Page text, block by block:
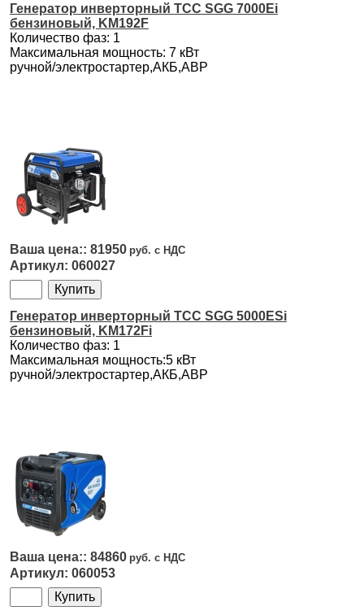
Генератор инверторный ТСС SGG 7000Ei
бензиновый, KM192F
Количество фаз: 1
Максимальная мощность: 7 кВт
ручной/электростартер,АКБ,АВР
81950
060027
Генератор инверторный ТСС SGG 5000ESi
бензиновый, KM172Fi
Количество фаз: 1
Максимальная мощность:5 кВт
ручной/электростартер,АКБ,АВР
84860
060053